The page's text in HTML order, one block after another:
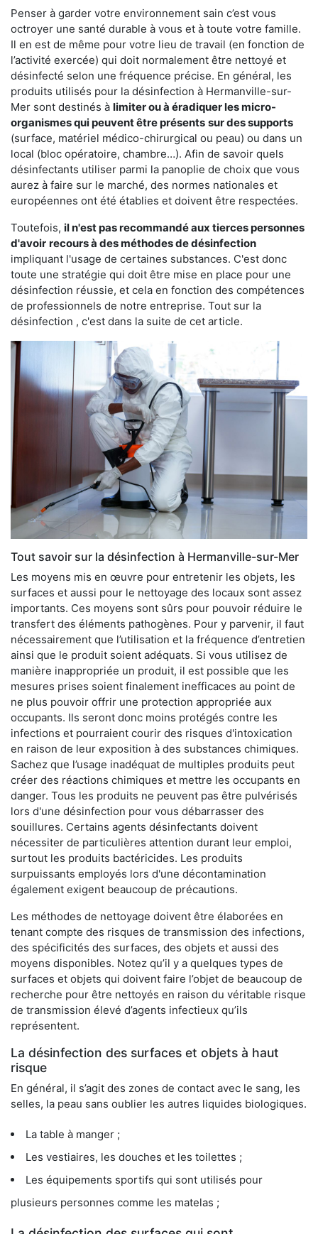
Penser à garder votre environnement sain c’est vous
octroyer une santé durable à vous et à toute votre famille.
Il en est de même pour votre lieu de travail (en fonction de
l’activité exercée) qui doit normalement être nettoyé et
désinfecté selon une fréquence précise. En général, les
produits utilisés pour la désinfection à Hermanville-sur-
Mer sont destinés à limiter ou à éradiquer les micro-
organismes qui peuvent être présents sur des supports
(surface, matériel médico-chirurgical ou peau) ou dans un
local (bloc opératoire, chambre…). Afin de savoir quels
désinfectants utiliser parmi la panoplie de choix que vous
aurez à faire sur le marché, des normes nationales et
européennes ont été établies et doivent être respectées.
Toutefois, il n'est pas recommandé aux tierces personnes
d'avoir recours à des méthodes de désinfection
impliquant l'usage de certaines substances. C'est donc
toute une stratégie qui doit être mise en place pour une
désinfection réussie, et cela en fonction des compétences
de professionnels de notre entreprise. Tout sur la
désinfection , c'est dans la suite de cet article.
Tout savoir sur la désinfection à Hermanville-sur-Mer
Les moyens mis en œuvre pour entretenir les objets, les
surfaces et aussi pour le nettoyage des locaux sont assez
importants. Ces moyens sont sûrs pour pouvoir réduire le
transfert des éléments pathogènes. Pour y parvenir, il faut
nécessairement que l’utilisation et la fréquence d’entretien
ainsi que le produit soient adéquats. Si vous utilisez de
manière inappropriée un produit, il est possible que les
mesures prises soient finalement inefficaces au point de
ne plus pouvoir offrir une protection appropriée aux
occupants. Ils seront donc moins protégés contre les
infections et pourraient courir des risques d'intoxication
en raison de leur exposition à des substances chimiques.
Sachez que l’usage inadéquat de multiples produits peut
créer des réactions chimiques et mettre les occupants en
danger. Tous les produits ne peuvent pas être pulvérisés
lors d'une désinfection pour vous débarrasser des
souillures. Certains agents désinfectants doivent
nécessiter de particulières attention durant leur emploi,
surtout les produits bactéricides. Les produits
surpuissants employés lors d'une décontamination
également exigent beaucoup de précautions.
Les méthodes de nettoyage doivent être élaborées en
tenant compte des risques de transmission des infections,
des spécificités des surfaces, des objets et aussi des
moyens disponibles. Notez qu’il y a quelques types de
surfaces et objets qui doivent faire l’objet de beaucoup de
recherche pour être nettoyés en raison du véritable risque
de transmission élevé d’agents infectieux qu’ils
représentent.
La désinfection des surfaces et objets à haut
risque
En général, il s’agit des zones de contact avec le sang, les
selles, la peau sans oublier les autres liquides biologiques.
La table à manger ;
Les vestiaires, les douches et les toilettes ;
Les équipements sportifs qui sont utilisés pour
plusieurs personnes comme les matelas ;